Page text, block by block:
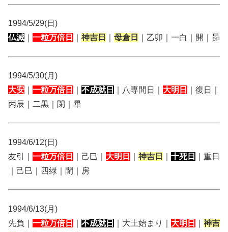
1994/5/29(日)
仏滅
一粒万倍日 神吉日 母倉日 ｜乙卯｜一白｜開｜昴
1994/5/30(月)
大安
一粒万倍日 不成就日 ｜八専間日｜ 大明日
｜復日｜
丙辰｜二黒｜閉｜畢
1994/6/12(日)
友引｜ 一粒万倍日 ｜己巳｜ 大明日 神吉日 十死日
｜重日
｜己巳｜四緑｜閉｜房
1994/6/13(月)
先負｜ 一粒万倍日 不成就日 ｜大土始まり｜ 大明日
神吉